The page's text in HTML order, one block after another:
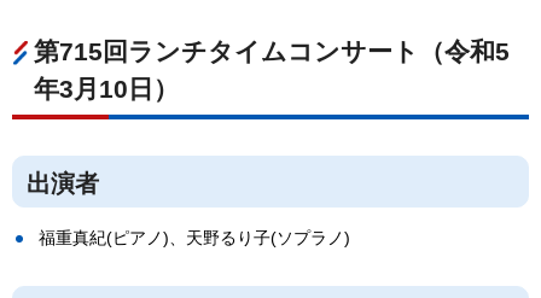
第715回ランチタイムコンサート（令和5
年3月10日）
出演者
福重真紀(ピアノ)、天野るり子(ソプラノ)